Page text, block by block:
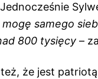
mogę samego
800 tysięcy –
że jest